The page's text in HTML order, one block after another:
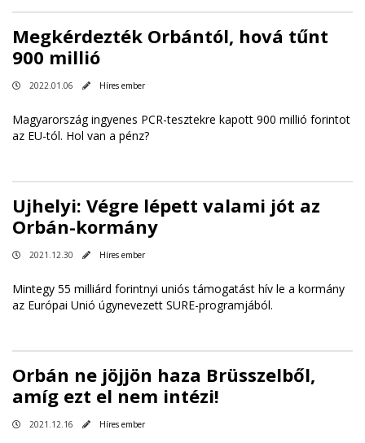
Megkérdezték Orbántól, hová tűnt
900 millió
2022.01.06 Híres ember
Magyarország ingyenes PCR-tesztekre kapott 900 millió forintot
az EU-tól. Hol van a pénz?
Ujhelyi: Végre lépett valami jót az
Orbán-kormány
2021.12.30 Híres ember
Mintegy 55 milliárd forintnyi uniós támogatást hív le a kormány
az Európai Unió úgynevezett SURE-programjából.
Orbán ne jöjjön haza Brüsszelből,
amíg ezt el nem intézi!
2021.12.16 Híres ember